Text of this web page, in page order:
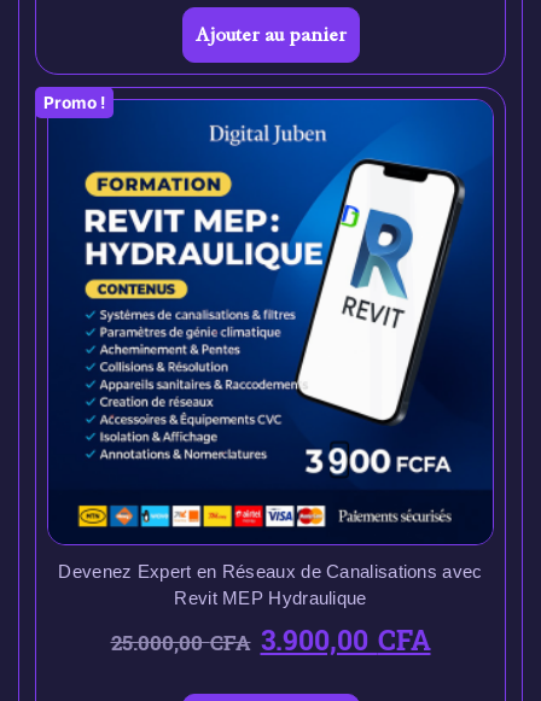
Ajouter au panier
Promo !
Devenez Expert en Réseaux de Canalisations avec
Revit MEP Hydraulique
25.000,00CFA 3.900,00CFA